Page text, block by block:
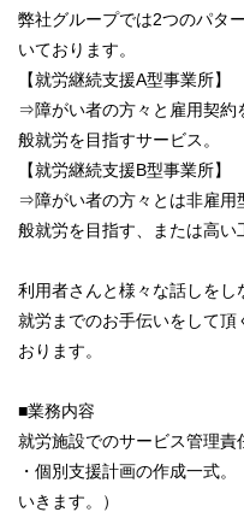
弊社グループでは2つのパタ
いております。
【就労継続支援A型事業所】
⇒障がい者の方々と雇用契約
般就労を目指すサービス。
【就労継続支援B型事業所】
⇒障がい者の方々とは非雇用
般就労を目指す、または高い
利用者さんと様々な話しを
就労までのお手伝いをして
おります。
■業務内容
就労施設でのサービス管理責
・個別支援計画の作成一式
いきます。）